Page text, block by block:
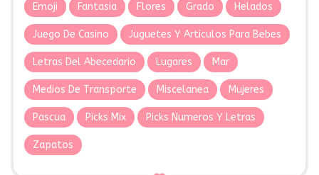
Emoji Fantasia Flores Grado Helados
Juego De Casino Juguetes Y Articulos Para Bebes
Letras Del Abecedario Lugares Mar
Medios De Transporte Miscelanea Mujeres
Pascua Picks Mix Picks Numeros Y Letras
Zapatos